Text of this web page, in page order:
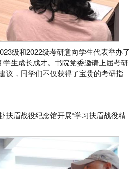
级和2022级考研意向学生代表举办了
生成长成才。书院党委邀请上届考研
议，同学们不仅获得了宝贵的考研指
扶眉战役纪念馆开展“学习扶眉战役精